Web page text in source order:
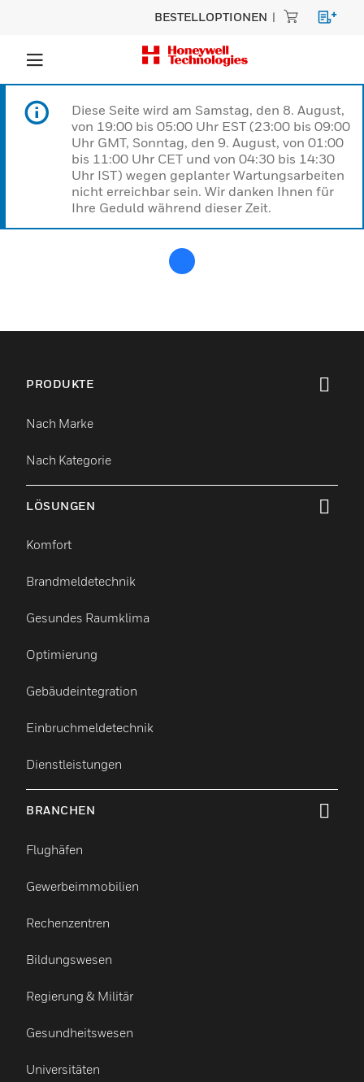
BESTELLOPTIONEN
Diese Seite wird am Samstag, den 8. August,
von 19:00 bis 05:00 Uhr EST (23:00 bis 09:00
Uhr GMT, Sonntag, den 9. August, von 01:00
bis 11:00 Uhr CET und von 04:30 bis 14:30
Uhr IST) wegen geplanter Wartungsarbeiten
nicht erreichbar sein. Wir danken Ihnen für
Ihre Geduld während dieser Zeit.
PRODUKTE
toggle view
Nach Marke
Nach Kategorie
LÖSUNGEN
toggle view
Komfort
Brandmeldetechnik
Gesundes Raumklima
Optimierung
Gebäudeintegration
Einbruchmeldetechnik
Dienstleistungen
BRANCHEN
toggle view
Flughäfen
Gewerbeimmobilien
Rechenzentren
Bildungswesen
Regierung & Militär
Gesundheitswesen
Universitäten